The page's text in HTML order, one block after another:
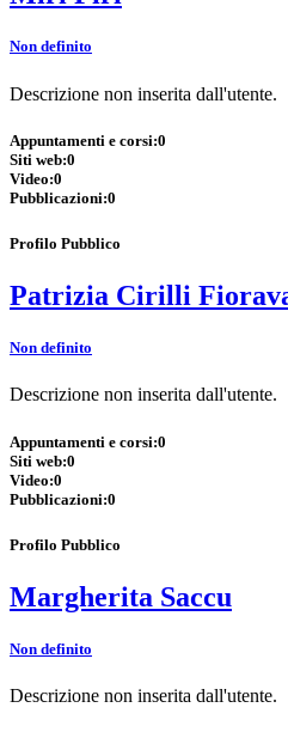
Non definito
Descrizione non inserita dall'utente.
Appuntamenti e corsi:0
Siti web:0
Video:0
Pubblicazioni:0
Profilo Pubblico
Patrizia Cirilli
Non definito
Descrizione non inserita dall'utente.
Appuntamenti e corsi:0
Siti web:0
Video:0
Pubblicazioni:0
Profilo Pubblico
Margherita Saccu
Non definito
Descrizione non inserita dall'utente.